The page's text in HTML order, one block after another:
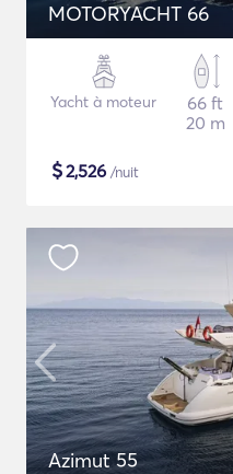
MOTORYACHT 66
Yacht à moteur
66 ft
20 m
$2,526 /nuit
Azimut 55